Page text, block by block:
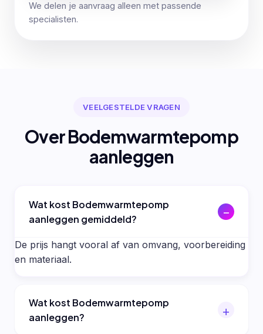
We delen je aanvraag alleen met passende
specialisten.
VEELGESTELDE VRAGEN
Over Bodemwarmtepomp
aanleggen
Wat kost Bodemwarmtepomp
aanleggen gemiddeld?
De prijs hangt vooral af van omvang, voorbereiding
en materiaal.
Wat kost Bodemwarmtepomp
aanleggen?